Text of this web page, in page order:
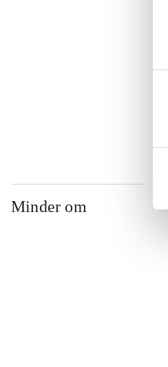
Minder om